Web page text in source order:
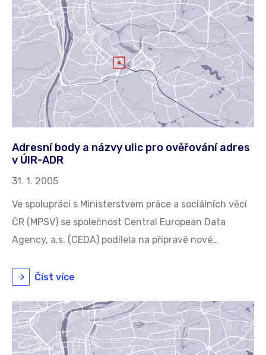
Adresní body a názvy ulic pro ověřování adres
v ÚIR-ADR
31. 1. 2005
Ve spolupráci s Ministerstvem práce a sociálních věcí
ČR (MPSV) se společnost Central European Data
Agency, a.s. (CEDA) podílela na přípravě nové…
Číst více